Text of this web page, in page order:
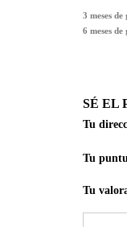
3 meses
6 meses
SÉ EL
Tu
Tu
Tu